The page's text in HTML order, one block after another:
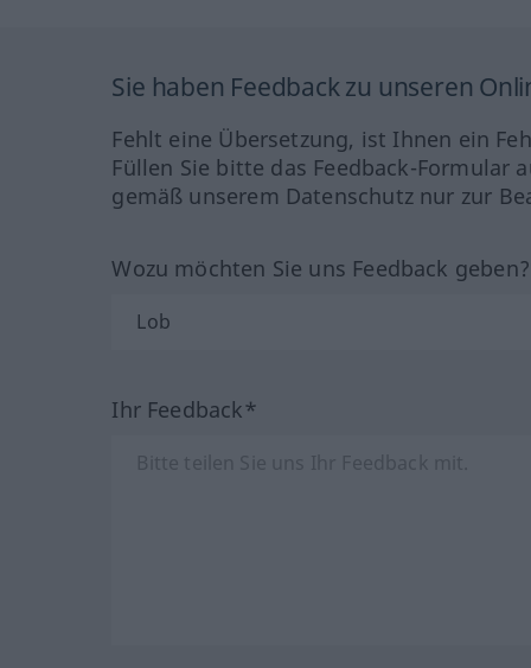
Sie haben Feedback zu unseren
Fehlt eine Übersetzung, ist Ihnen ein
Füllen Sie bitte das Feedback-Formular
gemäß unserem Datenschutz nur zur
Wozu möchten Sie uns Feedback
Ihr Feedback*